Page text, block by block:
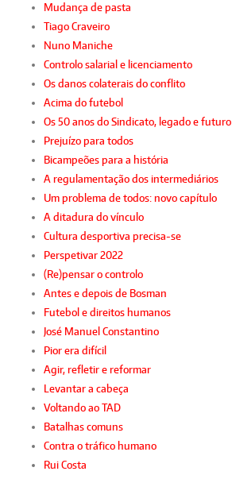
Mudança de pasta
Tiago Craveiro
Nuno Maniche
Controlo salarial e licenciamento
Os danos colaterais do conflito
Acima do futebol
Os 50 anos do Sindicato, legado e futuro
Prejuízo para todos
Bicampeões para a história
A regulamentação dos intermediários
Um problema de todos: novo capítulo
A ditadura do vínculo
Cultura desportiva precisa-se
Perspetivar 2022
(Re)pensar o controlo
Antes e depois de Bosman
Futebol e direitos humanos
José Manuel Constantino
Pior era difícil
Agir, refletir e reformar
Levantar a cabeça
Voltando ao TAD
Batalhas comuns
Contra o tráfico humano
Rui Costa